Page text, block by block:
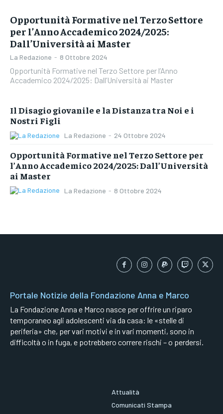
Opportunità Formative nel Terzo Settore
per l’Anno Accademico 2024/2025:
Dall’Università ai Master
La Redazione - 8 Ottobre 2024
Opportunità Formative nel Terzo Settore per l’Anno
Accademico 2024/2025: Dall’Università ai Master
Il Disagio giovanile e la Distanza tra Noi e i
Nostri Figli
La Redazione - 24 Ottobre 2024
Opportunità Formative nel Terzo Settore per
l’Anno Accademico 2024/2025: Dall’Università
ai Master
La Redazione - 8 Ottobre 2024
Portale Notizie della Fondazione Anna e Marco
La Fondazione Anna e Marco nasce per offrire un riparo
temporaneo agli adolescenti via da casa: le «stelle di
periferia» che, per vari motivi e in vari momenti, sono in
difficoltà o in fuga, e potrebbero correre rischi – o perdersi.
Attualità
Comunicati Stampa